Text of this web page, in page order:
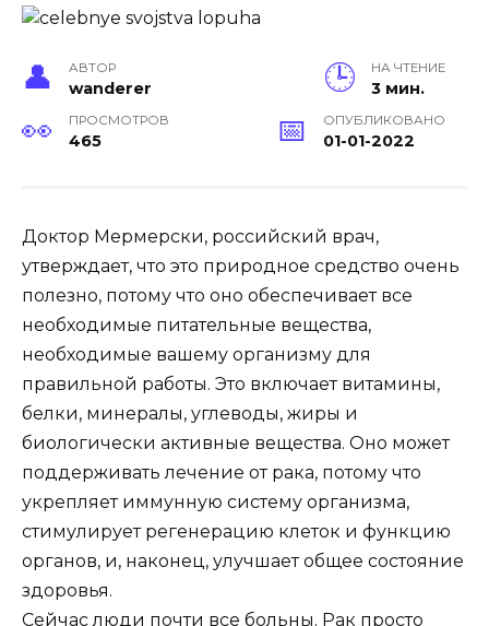
АВТОР
wanderer
НА ЧТЕНИЕ
3 мин.
ПРОСМОТРОВ
465
ОПУБЛИКОВАНО
01-01-2022
Доктор Мермерски, российский врач,
утверждает, что это природное средство очень
полезно, потому что оно обеспечивает все
необходимые питательные вещества,
необходимые вашему организму для
правильной работы. Это включает витамины,
белки, минералы, углеводы, жиры и
биологически активные вещества. Оно может
поддерживать лечение от рака, потому что
укрепляет иммунную систему организма,
стимулирует регенерацию клеток и функцию
органов, и, наконец, улучшает общее состояние
здоровья.
Сейчас люди почти все больны. Рак просто